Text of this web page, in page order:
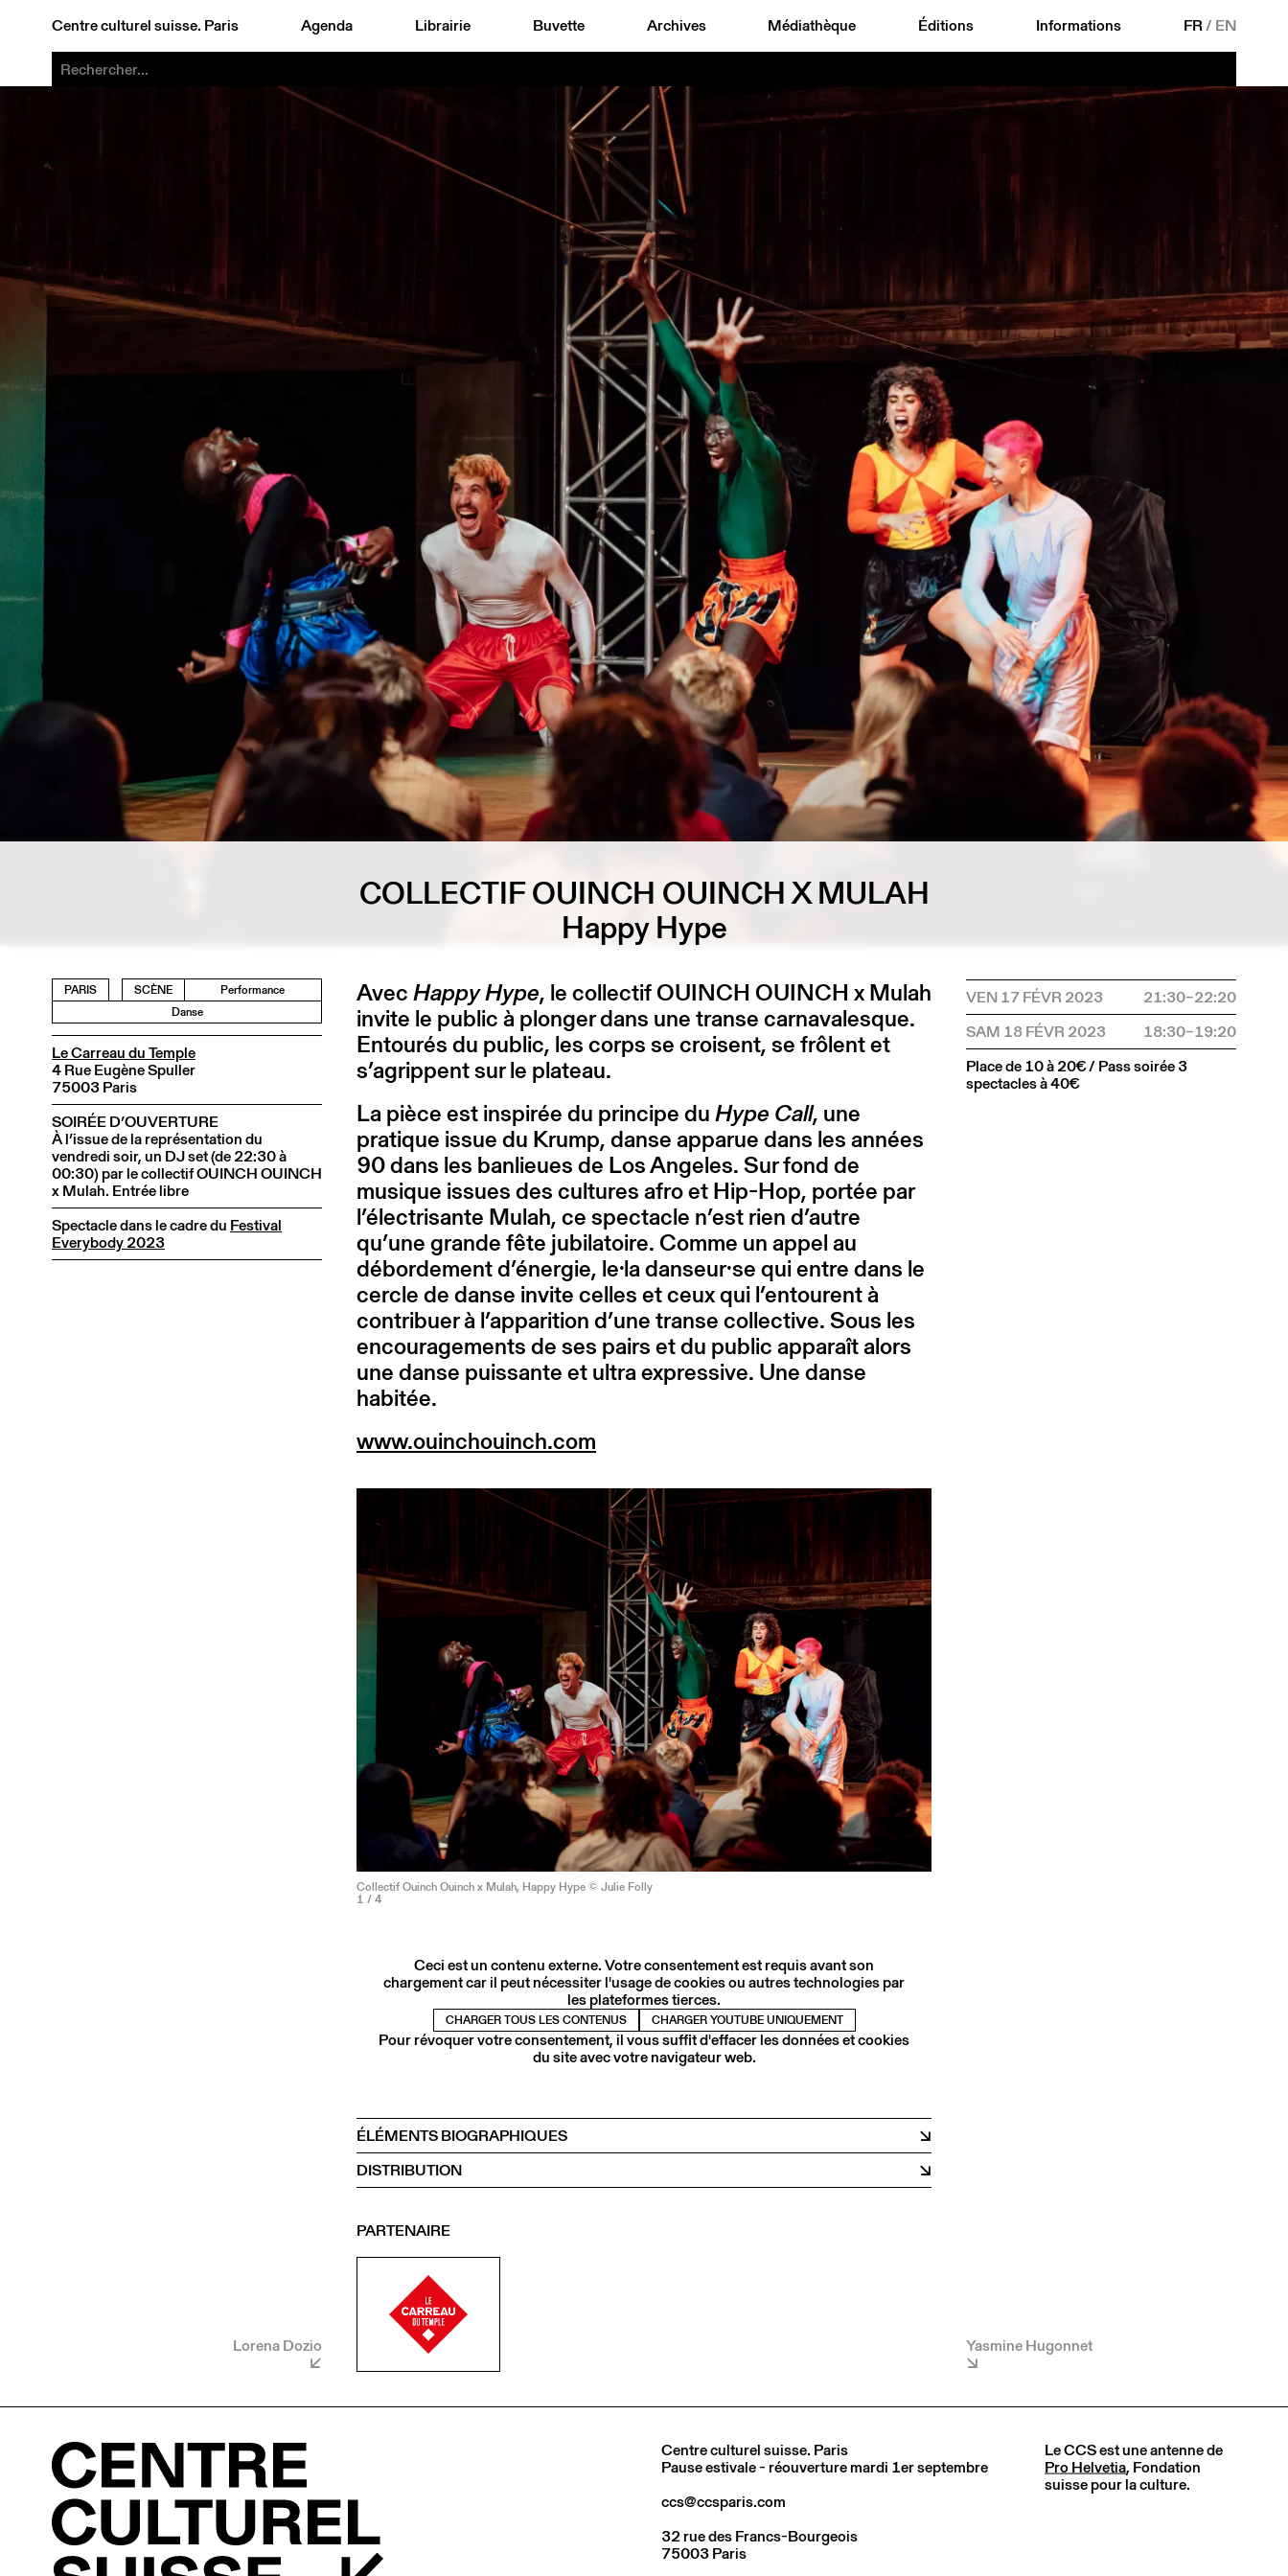
Centre culturel suisse. Paris Agenda Librairie Buvette Archives Médiathèque Éditions Informations FR/ EN
COLLECTIF OUINCH OUINCH X MULAH
Happy Hype
PARIS SCÈNE
Performance
Danse
Le Carreau du Temple
4 Rue Eugène Spuller
75003 Paris
SOIRÉE D’OUVERTURE
À l’issue de la représentation du
vendredi soir, un DJ set (de 22:30 à
00:30) par le collectif OUINCH OUINCH
x Mulah. Entrée libre
Spectacle dans le cadre du Festival
Everybody 2023
Lorena Dozio
AvecHappy Hype, le collectif OUINCH OUINCH x Mulah
invite le public à plonger dans une transe carnavalesque.
Entourés du public, les corps se croisent, se frôlent et
s’agrippent sur le plateau.
La pièce est inspirée du principe duHype Call, une
pratique issue du Krump, danse apparue dans les années
90 dans les banlieues de Los Angeles. Sur fond de
musique issues des cultures afro et Hip-Hop, portée par
l’électrisante Mulah, ce spectacle n’est rien d’autre
qu’une grande fête jubilatoire. Comme un appel au
débordement d’énergie, le·la danseur·se qui entre dans le
cercle de danse invite celles et ceux qui l’entourent à
contribuer à l’apparition d’une transe collective. Sous les
encouragements de ses pairs et du public apparaît alors
une danse puissante et ultra expressive. Une danse
habitée.
www.ouinchouinch.com
Collectif Ouinch Ouinch x Mulah, Happy Hype © Julie Folly
1 / 4
Ceci est un contenu externe. Votre consentement est requis avant son
chargement car il peut nécessiter l'usage de cookies ou autres technologies par
les plateformes tierces.
CHARGER TOUS LES CONTENUS CHARGER YOUTUBE UNIQUEMENT
Pour révoquer votre consentement, il vous suffit d'effacer les données et cookies
du site avec votre navigateur web.
ÉLÉMENTS BIOGRAPHIQUES
DISTRIBUTION
PARTENAIRE
VEN 17 FÉVR 2023
21:30–22:20
SAM 18 FÉVR 2023
18:30–19:20
Place de 10 à 20€ / Pass soirée 3
spectacles à 40€
Yasmine Hugonnet
Centre culturel suisse. Paris
Pause estivale - réouverture mardi 1er septembre
ccs@ccsparis.com
32 rue des Francs-Bourgeois
75003 Paris
Le CCS est une antenne de
Pro Helvetia, Fondation
suisse pour la culture.